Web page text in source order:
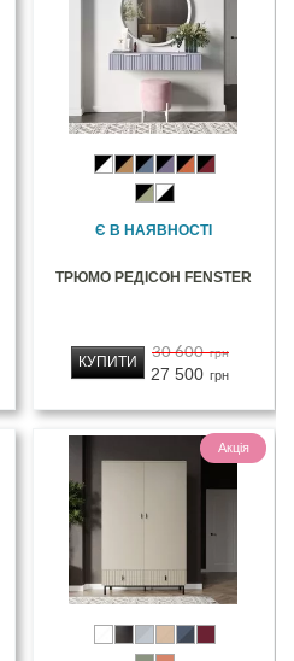
Є В НАЯВНОСТІ
ТРЮМО РЕДІСОН FENSTER
30 600 грн
27 500 грн
КУПИТИ
Акція